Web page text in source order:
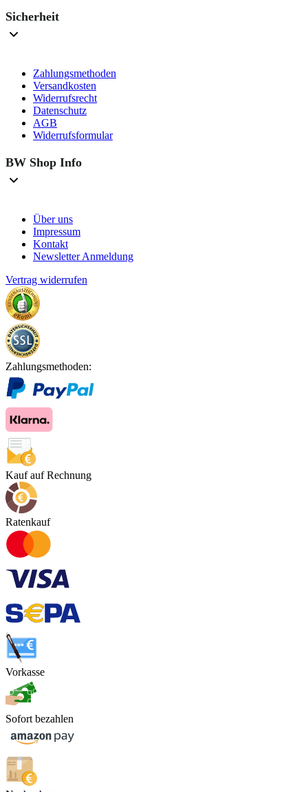
Sicherheit
Zahlungsmethoden
Versandkosten
Widerrufsrecht
Datenschutz
AGB
Widerrufsformular
BW Shop Info
Über uns
Impressum
Kontakt
Newsletter Anmeldung
Vertrag widerrufen
Zahlungsmethoden:
Kauf auf Rechnung
Ratenkauf
Vorkasse
Sofort bezahlen